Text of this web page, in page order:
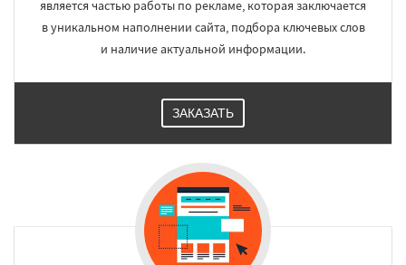
является частью работы по рекламе, которая заключается
в уникальном наполнении сайта, подбора ключевых слов
и наличие актуальной информации.
ЗАКАЗАТЬ